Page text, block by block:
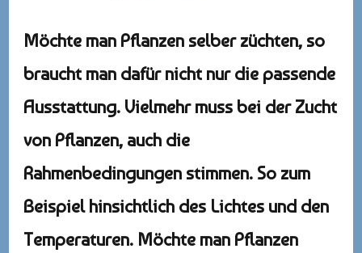
Möchte man Pflanzen selber züchten, so
braucht man dafür nicht nur die passende
Ausstattung. Vielmehr muss bei der Zucht
von Pflanzen, auch die
Rahmenbedingungen stimmen. So zum
Beispiel hinsichtlich des Lichtes und den
Temperaturen. Möchte man Pflanzen